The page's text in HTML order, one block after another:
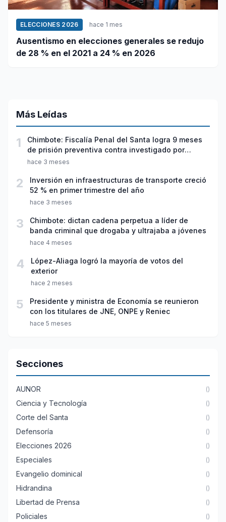
ELECCIONES 2026 hace 1 mes
Ausentismo en elecciones generales se redujo
de 28 % en el 2021 a 24 % en 2026
Más Leídas
1
Chimbote: Fiscalía Penal del Santa logra 9 meses
de prisión preventiva contra investigado por
violación sexual y tentativa de feminicidio
hace 3 meses
2
Inversión en infraestructuras de transporte creció
52 % en primer trimestre del año
hace 3 meses
3
Chimbote: dictan cadena perpetua a líder de
banda criminal que drogaba y ultrajaba a jóvenes
hace 4 meses
4
López-Aliaga logró la mayoría de votos del
exterior
hace 2 meses
5
Presidente y ministra de Economía se reunieron
con los titulares de JNE, ONPE y Reniec
hace 5 meses
Secciones
AUNOR ()
Ciencia y Tecnología ()
Corte del Santa ()
Defensoría ()
Elecciones 2026 ()
Especiales ()
Evangelio dominical ()
Hidrandina ()
Libertad de Prensa ()
Policiales ()